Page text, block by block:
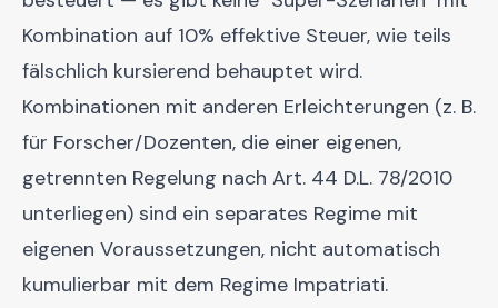
Kombination auf 10% effektive Steuer, wie teils
fälschlich kursierend behauptet wird.
Kombinationen mit anderen Erleichterungen (z. B.
für Forscher/Dozenten, die einer eigenen,
getrennten Regelung nach Art. 44 D.L. 78/2010
unterliegen) sind ein separates Regime mit
eigenen Voraussetzungen, nicht automatisch
kumulierbar mit dem Regime Impatriati.